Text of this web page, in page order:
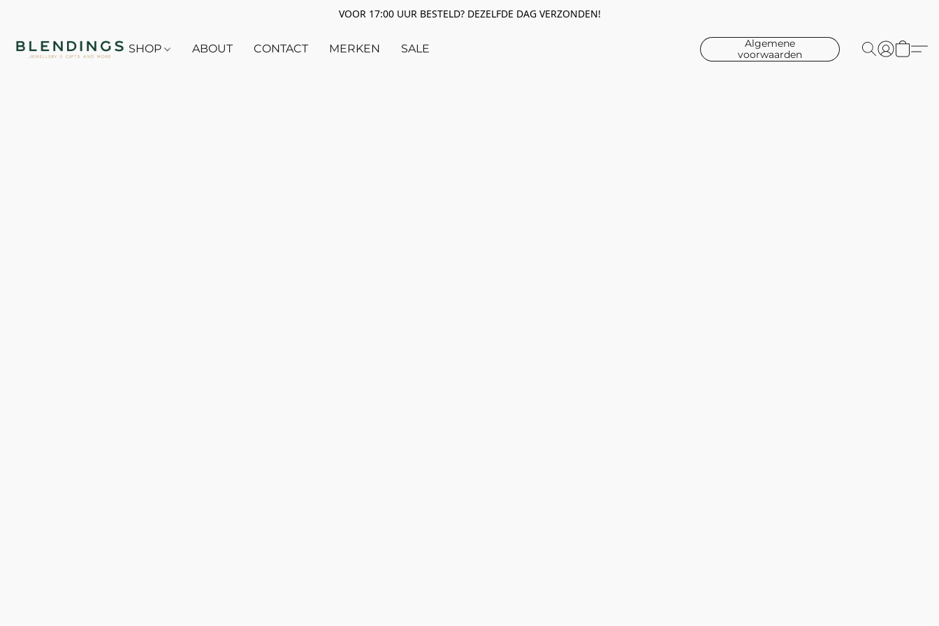
VOOR 17:00 UUR BESTELD? DEZELFDE DAG VERZONDEN!
SHOP ABOUT CONTACT MERKEN SALE
Algemene
voorwaarden